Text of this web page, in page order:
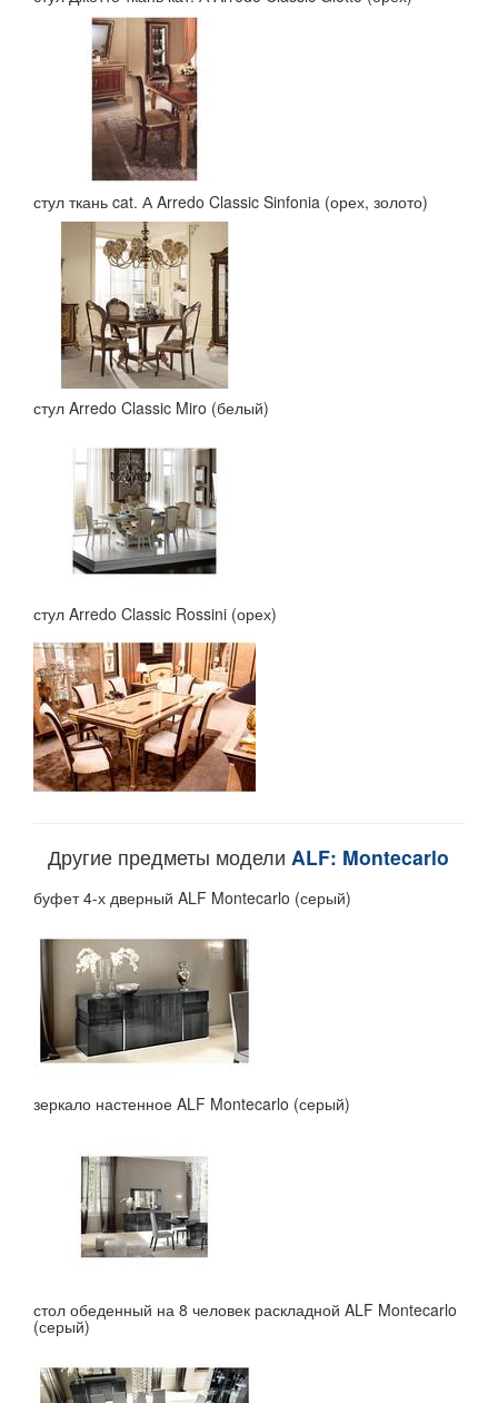
стул ткань cat. А Arredo Classic Sinfonia (орех, золото)
стул Arredo Classic Miro (белый)
стул Arredo Classic Rossini (орех)
Другие предметы модели ALF: Montecarlo
буфет 4-х дверный ALF Montecarlo (серый)
зеркало настенное ALF Montecarlo (серый)
стол обеденный на 8 человек раскладной ALF Montecarlo
(серый)